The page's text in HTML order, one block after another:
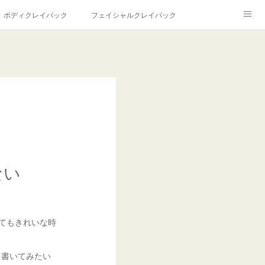
ボディクレイパック フェイシャルクレイパック
もきれいな時
いてみたい